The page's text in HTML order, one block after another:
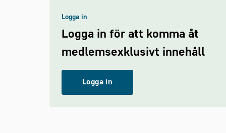
Logga in
Logga in för att komma åt
medlemsexklusivt innehåll
Logga in